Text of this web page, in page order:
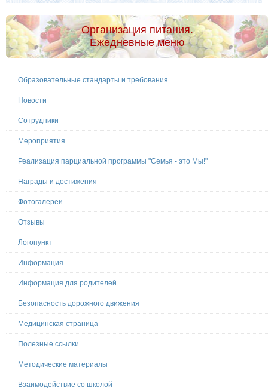
Организация питания.
Ежедневные меню
Образовательные стандарты и требования
Новости
Сотрудники
Мероприятия
Реализация парциальной программы "Семья - это Мы!"
Награды и достижения
Фотогалереи
Отзывы
Логопункт
Информация
Информация для родителей
Безопасность дорожного движения
Медицинская страница
Полезные ссылки
Методические материалы
Взаимодействие со школой